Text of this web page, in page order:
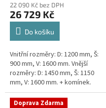
22 090 Kč bez DPH
26 729 Kč
Do košíku
Vnitřní rozměry: D: 1200 mm, Š:
900 mm, V: 1600 mm. Vnější
rozměry: D: 1450 mm, Š: 1150
mm, V: 1600 mm. + komínek.
Dvouplášťová vodoměrná šachta
- do míst se spodní...
Doprava Zdarma